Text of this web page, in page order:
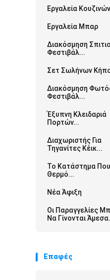
Εργαλεία Κουζινών
Εργαλεία Μπαρ
Διακόσμηση
Φεστιβάλ...
Σετ Σωλήνων
Διακόσμηση
Φεστιβάλ...
Έξυπνη Κλειδαριά
Πορτών...
Διαχωριστής Για
Τηγανίτες Κέικ...
Το Κατάστημα
Θερμό...
Νέα Άφιξη
Οι Παραγγελίες
Να Γίνονται
Επαφές